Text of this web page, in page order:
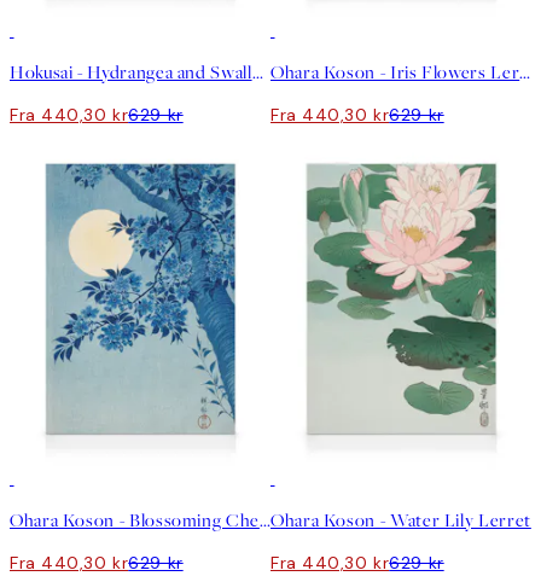
Hokusai - Hydrangea and Swallow Lerret
Fra 440,30 kr629 kr
Ohara Koson - Iris Flowers Lerret
Fra 440,30 kr629 kr
Ohara Koson - Blossoming Cherry on a Moonlit Night Lerret
Fra 440,30 kr629 kr
Ohara Koson - Water Lily Lerret
Fra 440,30 kr629 kr